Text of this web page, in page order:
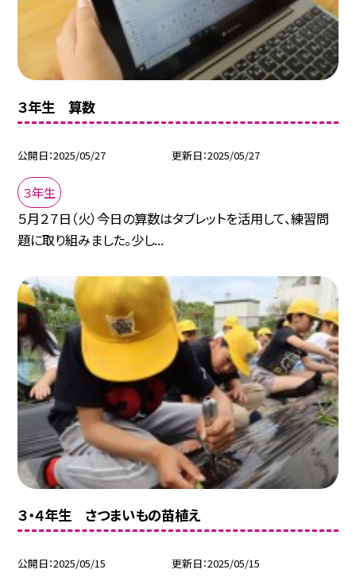
３年生 算数
公開日 2025/05/27 更新日 2025/05/27
３年生
５月２７日（火）今日の算数はタブレットを活用して、練習問
題に取り組みました。少し...
３・４年生 さつまいもの苗植え
公開日 2025/05/15 更新日 2025/05/15